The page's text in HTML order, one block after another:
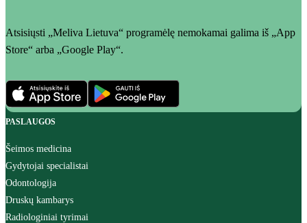
Atsisiųsti „Meliva Lietuva“ programėlę nemokamai galima iš „App
Store“ arba „Google Play“.
PASLAUGOS
Šeimos medicina
Gydytojai specialistai
Odontologija
Druskų kambarys
Radiologiniai tyrimai